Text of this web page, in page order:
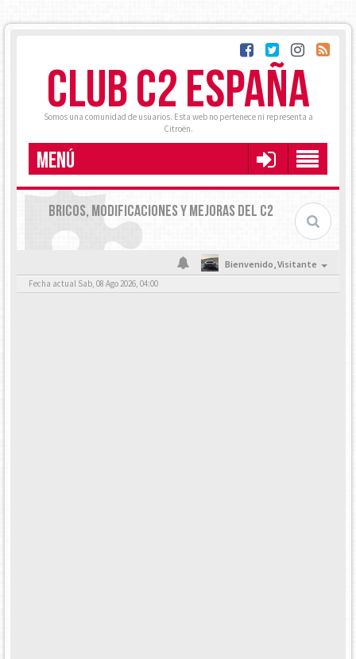
CLUB C2 ESPAÑA
Somos una comunidad de usuarios. Esta web no pertenece ni representa a
Citroën.
MENÚ
BRICOS, MODIFICACIONES Y MEJORAS DEL C2
Bienvenido,Visitante
Fecha actual Sab, 08 Ago 2026, 04:00